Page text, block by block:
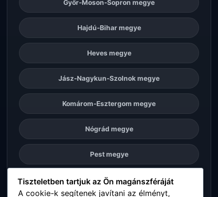
Győr-Moson-Sopron megye
Hajdú-Bihar megye
Heves megye
Jász-Nagykun-Szolnok megye
Komárom-Esztergom megye
Nógrád megye
Pest megye
Somogy megye
Tiszteletben tartjuk az Ön magánszféráját
A cookie-k segítenek javítani az élményt,